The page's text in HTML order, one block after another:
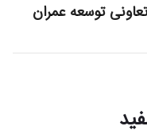
توسعه عمران